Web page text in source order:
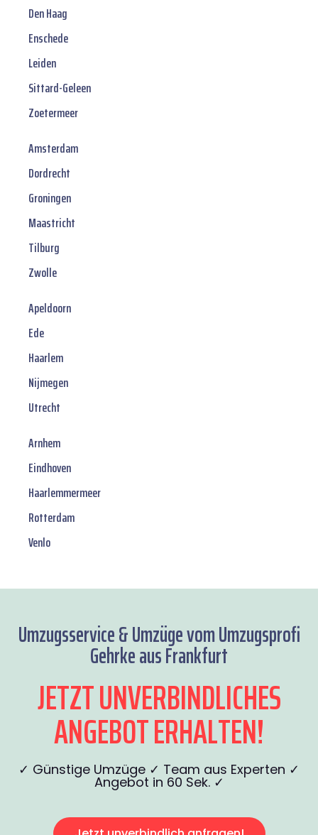
Den Haag
Enschede
Leiden
Sittard-Geleen
Zoetermeer
Amsterdam
Dordrecht
Groningen
Maastricht
Tilburg
Zwolle
Apeldoorn
Ede
Haarlem
Nijmegen
Utrecht
Arnhem
Eindhoven
Haarlemmermeer
Rotterdam
Venlo
Umzugsservice & Umzüge vom Umzugsprofi
Gehrke aus Frankfurt
JETZT UNVERBINDLICHES
ANGEBOT ERHALTEN!
✓ Günstige Umzüge ✓ Team aus Experten ✓
Angebot in 60 Sek. ✓